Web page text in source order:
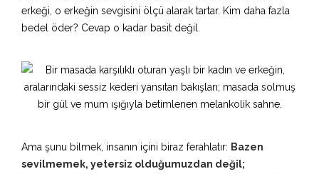
erkeği, o erkeğin sevgisini ölçü alarak tartar. Kim daha fazla
bedel öder? Cevap o kadar basit değil.
Ama şunu bilmek, insanın içini biraz ferahlatır: Bazen
sevilmemek, yetersiz olduğumuzdan değil;